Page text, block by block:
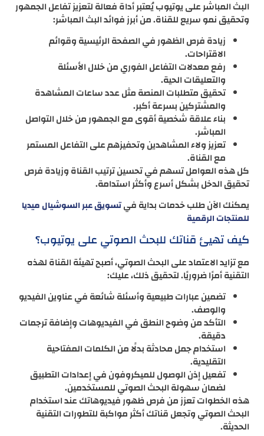
البث المباشر على يوتيوب يُعتبر أداة فعالة لتعزيز تفاعل الجمهور
وتحقيق نمو سريع للقناة. من أبرز فوائد البث المباشر:
زيادة فرص الظهور في الصفحة الرئيسية وقوائم
الاقتراحات.
رفع معدلات التفاعل الفوري من خلال الأسئلة
والتعليقات الحية.
تحقيق متطلبات المنصة مثل عدد ساعات المشاهدة
والمشتركين بسرعة أكبر.
بناء علاقة شخصية أقوى مع الجمهور من خلال التواصل
المباشر.
تعزيز ولاء المشاهدين وتحفيزهم على التفاعل المستمر
مع القناة.
كل هذه العوامل تسهم في تحسين ترتيب القناة وزيادة فرص
تحقيق الدخل بشكل أسرع وأكثر استدامة.
يمكنك الآن طلب خدمات بداية فيتسويق عبر السوشيال ميديا
للمنتجات الرقمية
كيف تهيئ قناتك للبحث الصوتي على يوتيوب؟
مع تزايد الاعتماد على البحث الصوتي، أصبح تهيئة القناة لهذه
التقنية أمرًا ضروريًا. لتحقيق ذلك، عليك:
تضمين عبارات طبيعية وأسئلة شائعة في عناوين الفيديو
والوصف.
التأكد من وضوح النطق في الفيديوهات وإضافة ترجمات
دقيقة.
استخدام جمل محادثة بدلًا من الكلمات المفتاحية
التقليدية.
تفعيل إذن الوصول للميكروفون في إعدادات التطبيق
لضمان سهولة البحث الصوتي للمستخدمين.
هذه الخطوات تعزز من فرص ظهور فيديوهاتك عند استخدام
البحث الصوتي وتجعل قناتك أكثر مواكبة للتطورات التقنية
الحديثة.